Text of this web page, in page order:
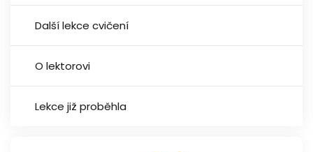
Další lekce cvičení
O lektorovi
Lekce již proběhla